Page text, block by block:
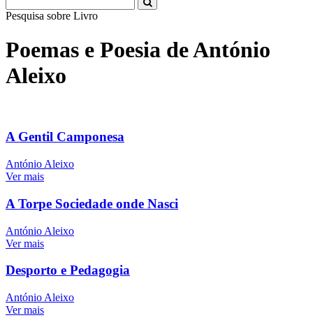
Pesquisa sobre Liv
Poemas e Poesia de António
Aleixo
A Gentil Camponesa
António Aleixo
Ver mais
A Torpe Sociedade onde Nasci
António Aleixo
Ver mais
Desporto e Pedagogia
António Aleixo
Ver mais